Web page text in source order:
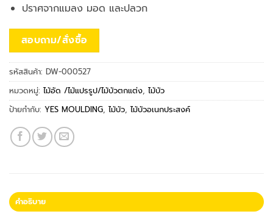
ปราศจากแมลง มอด และปลวก
สอบถาม/สั่งซื้อ
รหัสสินค้า: DW-000527
หมวดหมู่: ไม้อัด /ไม้แปรรูป/ไม้บัวตกแต่ง, ไม้บัว
ป้ายกำกับ: YES MOULDING, ไม้บัว, ไม้บัวอเนกประสงค์
คำอธิบาย